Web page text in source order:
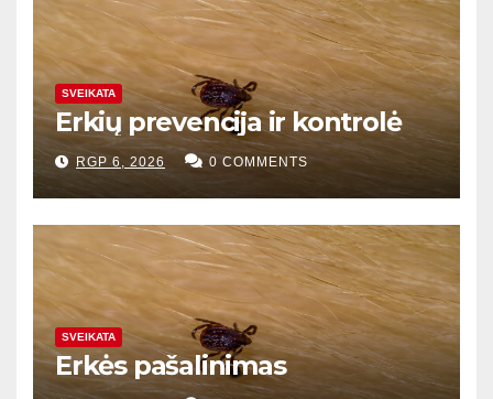
SVEIKATA
Erkių prevencija ir kontrolė
RGP 6, 2026 0 COMMENTS
SVEIKATA
Erkės pašalinimas